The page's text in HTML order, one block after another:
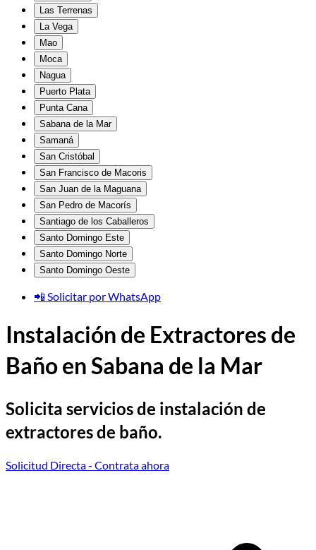
Las Terrenas
La Vega
Mao
Moca
Nagua
Puerto Plata
Punta Cana
Sabana de la Mar
Samaná
San Cristóbal
San Francisco de Macoris
San Juan de la Maguana
San Pedro de Macorís
Santiago de los Caballeros
Santo Domingo Este
Santo Domingo Norte
Santo Domingo Oeste
📲 Solicitar por WhatsApp
Instalación de Extractores de
Baño en Sabana de la Mar
Solicita servicios de instalación de
extractores de baño.
Solicitud Directa- Contrata ahora